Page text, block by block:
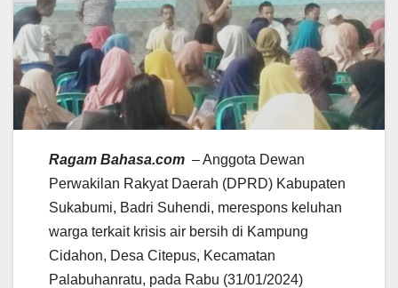
Ragam Bahasa.com – Anggota Dewan
Perwakilan Rakyat Daerah (DPRD) Kabupaten
Sukabumi, Badri Suhendi, merespons keluhan
warga terkait krisis air bersih di Kampung
Cidahon, Desa Citepus, Kecamatan
Palabuhanratu, pada Rabu (31/01/2024)